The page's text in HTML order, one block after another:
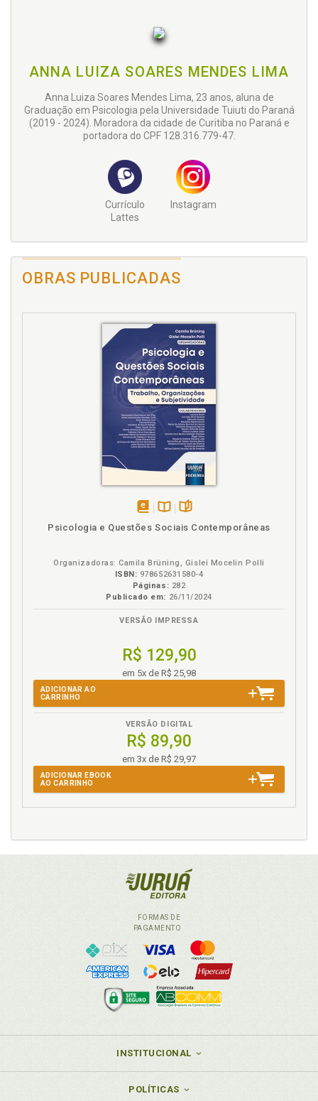
ANNA LUIZA SOARES MENDES LIMA
Anna Luiza Soares Mendes Lima, 23 anos, aluna de
Graduação em Psicologia pela Universidade Tuiuti do Paraná
(2019 - 2024). Moradora da cidade de Curitiba no Paraná e
portadora do CPF 128.316.779-47.
Currículo
Lattes
Instagram
OBRAS PUBLICADAS
Psicologia e Questões Sociais Contemporâneas
Organizadoras: Camila Brüning, Gislei Mocelin Polli
ISBN: 978652631580-4
Páginas: 282
Publicado em: 26/11/2024
VERSÃO IMPRESSA
R$ 129,90
em 5x de R$ 25,98
ADICIONAR AO
CARRINHO
VERSÃO DIGITAL
R$ 89,90
em 3x de R$ 29,97
ADICIONAR EBOOK
AO CARRINHO
FORMAS DE
PAGAMENTO
INSTITUCIONAL
POLÍTICAS